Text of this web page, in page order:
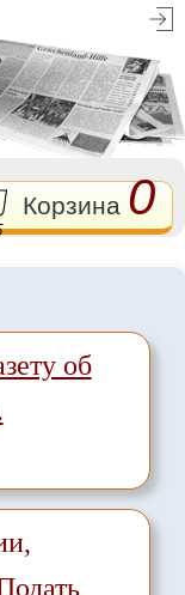
Корзина 0
об